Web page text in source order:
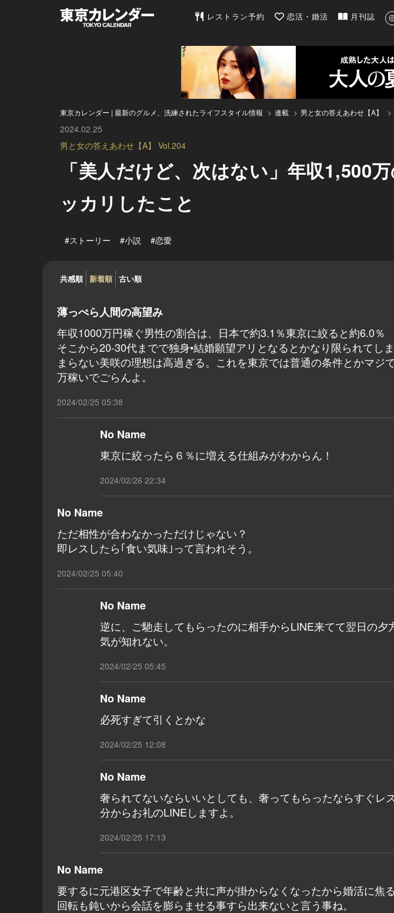
東京カレンダー | 最新のグルメ、洗練されたライ
レストラン予約 恋活・婚活 月刊誌
東京カレンダー | 最新のグルメ、洗練されたライフスタイル情報 連載 男と女の答えあわせ【A】
2024.02.25
男と女の答えあわせ【A】 Vol.204
「美人だけど、次はない」年収1,500
ッカリしたこと
#ストーリー #小説 #恋愛
共感順 新着順 古い順
薄っぺら人間の高望み
年収1000万円稼ぐ男性の割合は、日本で約3.1％東京に絞ると約6.0％
そこから20-30代までで独身•結婚願望アリとなるとかなり限られてし
まらない美咲の理想は高過ぎる。これを東京では普通の条件とかマジ
万稼いでごらんよ。
2024/02/25 05:38
No Name
東京に絞ったら６％に増える仕組みがわからん！
2024/02/26 22:34
No Name
ただ相性が合わなかっただけじゃない？
即レスしたら｢食い気味｣って言われそう。
2024/02/25 05:40
No Name
逆に、ご馳走してもらったのに相手からLINE来てて翌日の
気が知れない。
2024/02/25 05:45
No Name
必死すぎて引くとかな
2024/02/25 12:08
No Name
奢られてないならいいとしても、奢ってもらったならすぐレ
分からお礼のLINEしますよ。
2024/02/25 17:13
No Name
要するに元港区女子で年齢と共に声が掛からなくなったから婚活に焦
回転も鈍いから会話を膨らませる事すら出来ないと言う事ね。